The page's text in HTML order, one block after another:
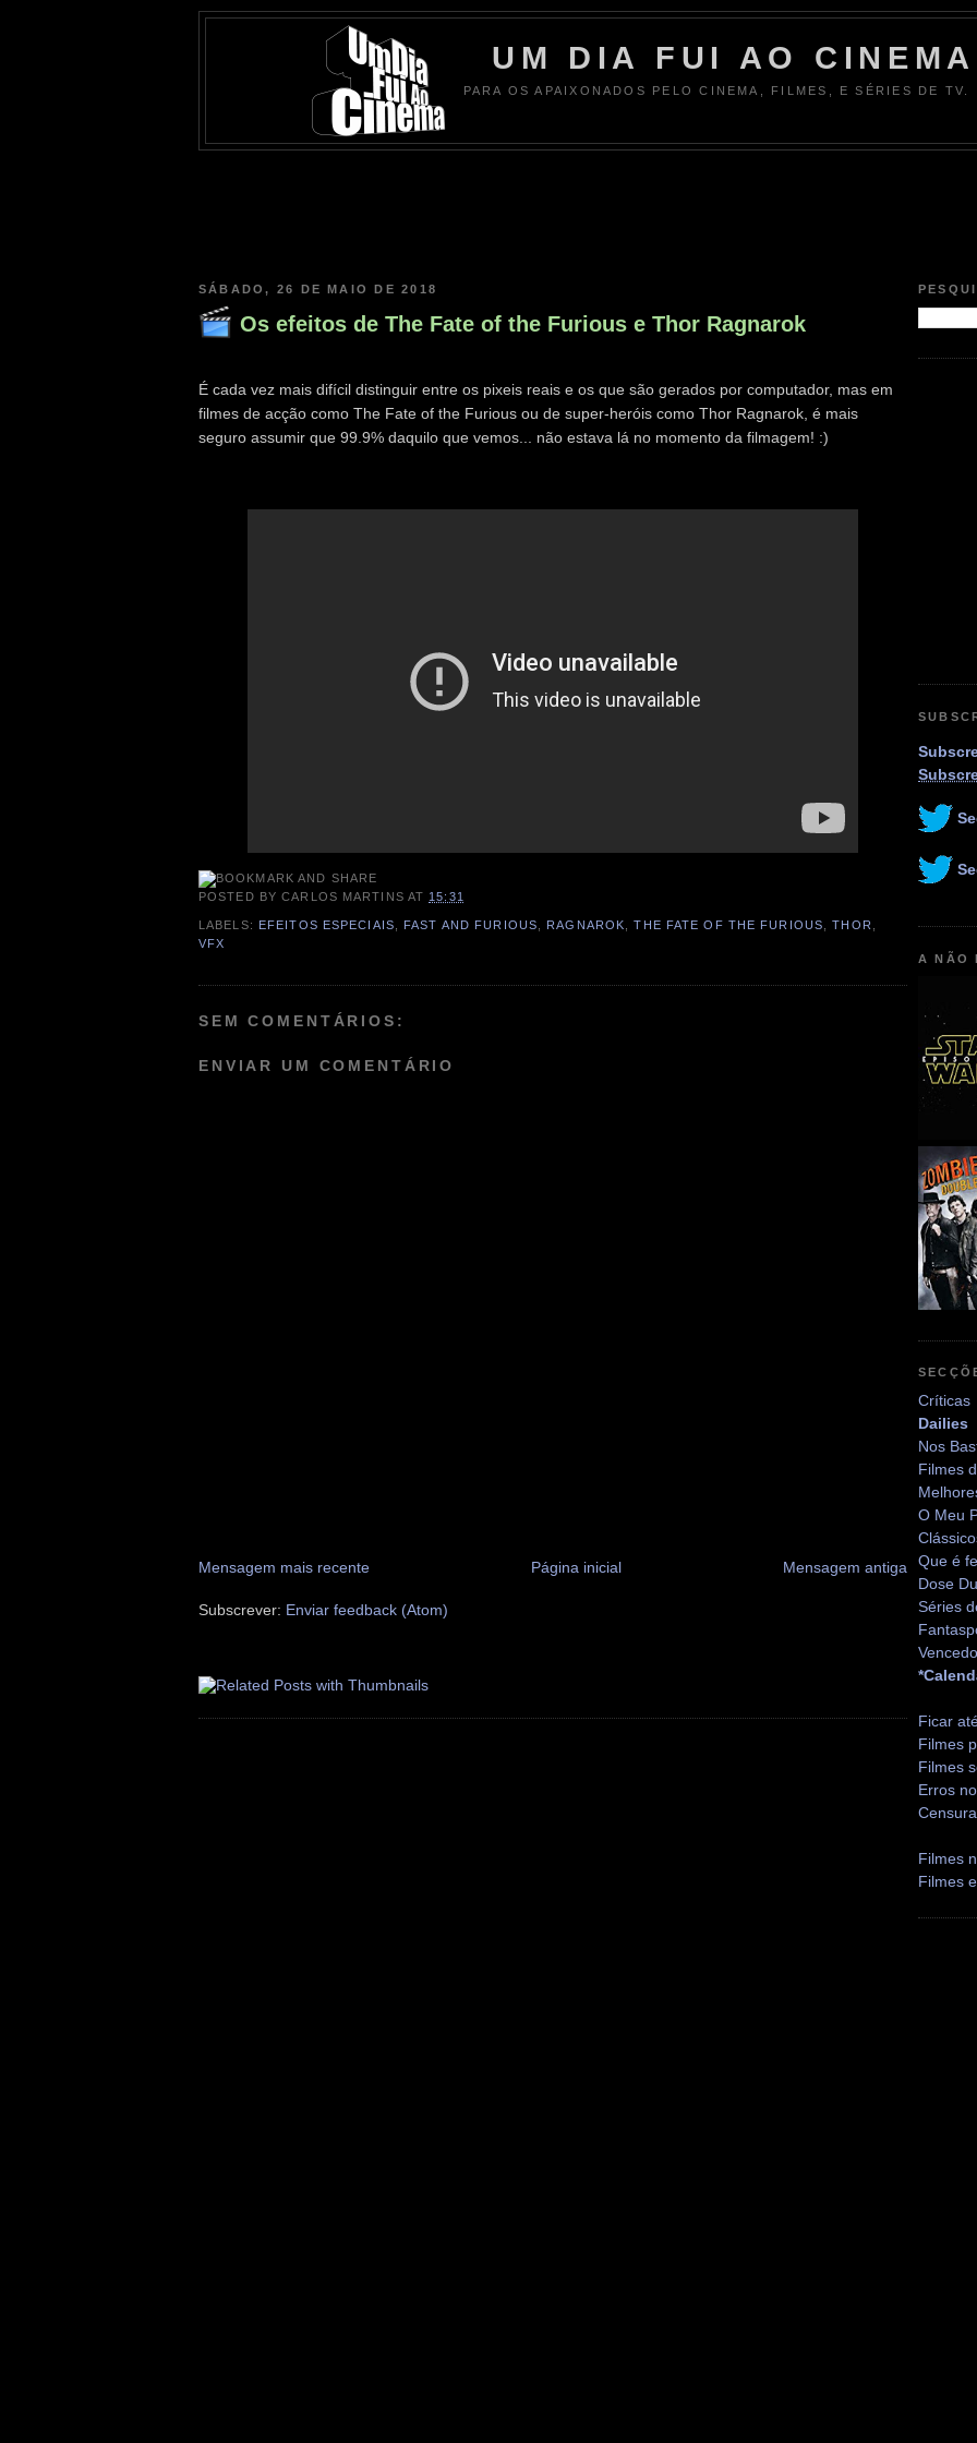
UM DIA FUI AO CINEMA
PARA OS APAIXONADOS PELO CINEMA, FILMES, E SÉRIES DE TV.
SÁBADO, 26 DE MAIO DE 2018
Os efeitos de The Fate of the Furious e Thor Ragnarok
É cada vez mais difícil distinguir entre os pixeis reais e os que são gerados por computador, mas em
filmes de acção como The Fate of the Furious ou de super-heróis como Thor Ragnarok, é mais
seguro assumir que 99.9% daquilo que vemos... não estava lá no momento da filmagem! :)
POSTED BYCARLOS MARTINS AT 15:31
LABELS: EFEITOS ESPECIAIS FAST AND FURIOUS RAGNAROK ,THE FATE OF THE FURIOUS ,THOR
VFX
SEM COMENTÁRIOS:
ENVIAR UM COMENTÁRIO
Mensagem mais recente Mensagem antiga
Página inicial
Subscrever: Enviar feedback (Atom)
A NÃO
Críticas
Dailies
Nos
Filmes
O Meu
Que é
Dose
Séries
Ficar
Filmes
Filmes
Erros
Filmes
Filmes